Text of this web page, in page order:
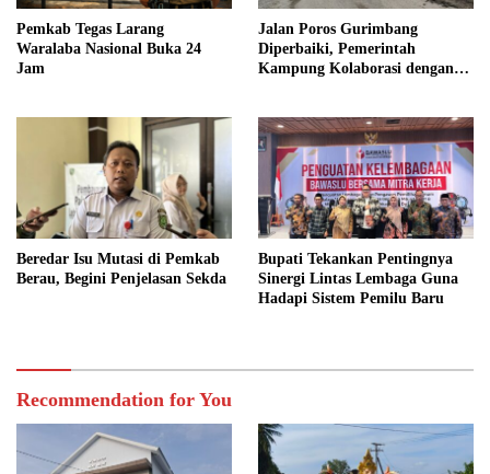
Pemkab Tegas Larang
Waralaba Nasional Buka 24
Jam
Jalan Poros Gurimbang
Diperbaiki, Pemerintah
Kampung Kolaborasi dengan
Beredar Isu Mutasi di Pemkab
Berau, Begini Penjelasan Sekda
Bupati Tekankan Pentingnya
Sinergi Lintas Lembaga Guna
Hadapi Sistem Pemilu Baru
Recommendation for You